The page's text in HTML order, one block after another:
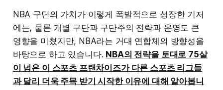
NBA 구단의 가치가 이렇게 폭발적으로 성장한 기저
에는, 물론 개별 구단과 구단주의 전략과 운영도 큰
영향을 미쳤지만, NBA라는 거대 연합체의 방향성을
바탕으로 하고 있습니다. NBA의 전략을 토대로 75살
이 넘은 이 스포츠 프랜차이즈가 다른 스포츠 리그들
과 달리 더욱 주목 받기 시작한 이유에 대해 알아봅니